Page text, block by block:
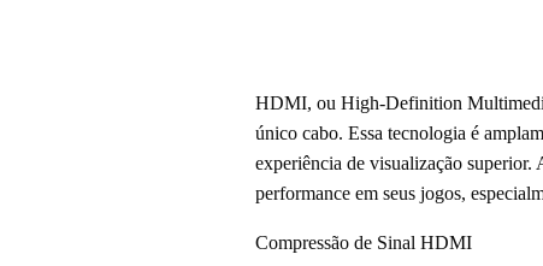
HDMI, ou High-Definition
único cabo. Essa tecnologia é
experiência de visualização
performance em seus jogos,
Compressão de Sinal HDMI